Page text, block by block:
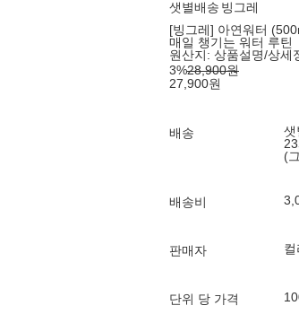
샛별배송 빙그레
[빙그레] 아연워터
매일 챙기는 워터 루틴
원산지: 상품설명/상세
3%28,900원
27,900원
배송
샛
(
배송비
판매자 컬
단위 당 가격